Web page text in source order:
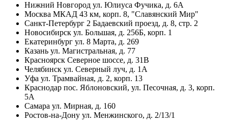
Нижний Новгород ул. Юлиуса Фучика, д. 6А
Москва МКАД 43 км, корп. 8, "Славянский Мир"
Санкт-Петербург 2 Бадаевский проезд, д. 8, стр. 2
Новосибирск ул. Большая, д. 256Б, корп. 1
Екатеринбург ул. 8 Марта, д. 269
Казань ул. Магистральная, д. 77
Красноярск Северное шоссе, д. 31В
Челябинск ул. Северный луч, д. 1А
Уфа ул. Трамвайная, д. 2, корп. 13
Краснодар пос. Яблоновский, ул. Песочная, д. 3, корп.
5А
Самара ул. Мирная, д. 160
Ростов-на-Дону ул. Менжинского, д. 2/13/1